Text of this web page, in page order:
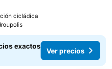
cicládica
exactos
Ver precios